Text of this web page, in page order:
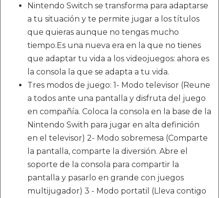
Nintendo Switch se transforma para adaptarse
a tu situación y te permite jugar a los títulos
que quieras aunque no tengas mucho
tiempo.Es una nueva era en la que no tienes
que adaptar tu vida a los videojuegos: ahora es
la consola la que se adapta a tu vida.
Tres modos de juego: 1- Modo televisor (Reune
a todos ante una pantalla y disfruta del juego
en compañía. Coloca la consola en la base de la
Nintendo Swith para jugar en alta definición
en el televisor) 2- Modo sobremesa (Comparte
la pantalla, comparte la diversión. Abre el
soporte de la consola para compartir la
pantalla y pasarlo en grande con juegos
multijugador) 3 - Modo portatil (Lleva contigo